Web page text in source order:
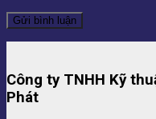
Công ty TNHH Kỹ
Phát